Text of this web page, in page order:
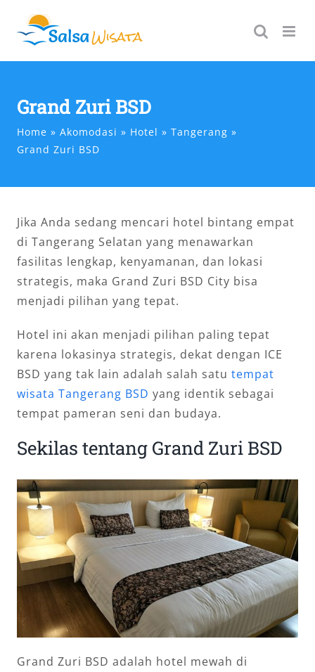
content
Grand Zuri BSD
Home Akomodasi Hotel
Tangerang
Grand Zuri BSD
Jika Anda sedang mencari hotel bintang empat
di Tangerang Selatan yang menawarkan
fasilitas lengkap, kenyamanan, dan lokasi
strategis, maka Grand Zuri BSD City bisa
menjadi pilihan yang tepat.
Hotel ini akan menjadi pilihan paling tepat
karena lokasinya strategis, dekat dengan ICE
BSD yang tak lain adalah salah satu tempat
wisata Tangerang BSD yang identik sebagai
tempat pameran seni dan budaya.
Sekilas tentang Grand Zuri BSD
Grand Zuri BSD adalah hotel mewah di